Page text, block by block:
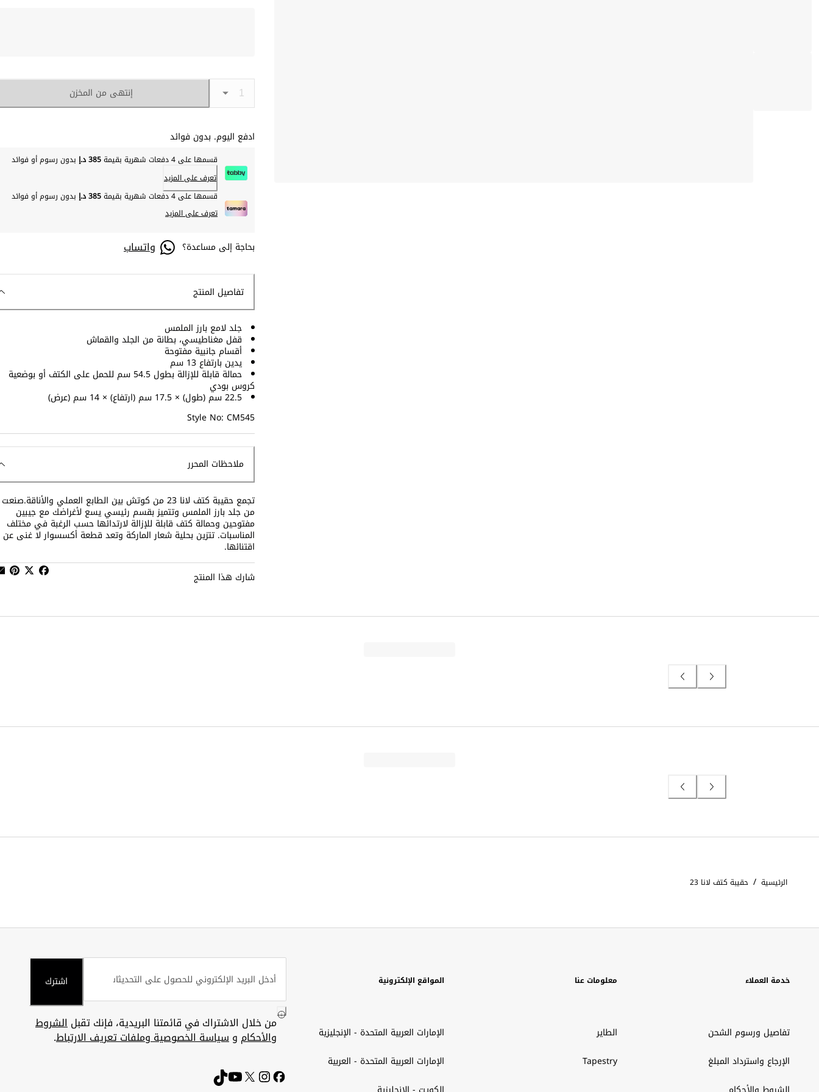
إنتهى من المخزن
ادفع اليوم. بدون فوائد
قسمها على 4 دفعات شهرية بقيمة 385 د.إ
بدون رسوم أو فوائد
تعرف على المزيد
قسمها على 4 دفعات شهرية بقيمة
385 د.إ
بدون رسوم أو فوائد
تعرف على المزيد
بحاجة إلى مساعدة؟ واتساب
تفاصيل المنتج
جلد لامع بارز الملمس
قفل مغناطيسي، بطانة من الجلد والقماش
أقسام جانبية مفتوحة
يدين بارتفاع 13 سم
حمالة قابلة للإزالة بطول 54.5 سم للحمل على الكتف أو بوضعية
كروس بودي
22.5 سم (طول) × 17.5 سم (ارتفاع) × 14 سم (عرض)
Style No: CM545
ملاحظات المحرر
تجمع حقيبة كتف لانا 23 من كوتش بين الطابع العملي والأناقة.صنعت
من جلد بارز الملمس وتتميز بقسم رئيسي يسع لأغراضك مع جيبين
مفتوحين وحمالة كتف قابلة للإزالة لارتدائها حسب الرغبة في مختلف
المناسبات. تتزين بحلية شعار الماركة وتعد قطعة أكسسوار لا غنى عن
اقتنائها.
شارك هذا المنتج
الرئيسية / حقيبة كتف لانا 23
خدمة العملاء
تفاصيل ورسوم الشحن
الإرجاع واسترداد المبلغ
معلومات عنا
الطاير
Tapestry
المواقع الإلكترونية
الإمارات العربية المتحدة - الإنجليزية
الإمارات العربية المتحدة - العربية
اشترك
من خلال الاشتراك في قائمتنا البريدية، فإنك تقبلالشروط
والأحكام وسياسة الخصوصية وملفات تعريف الارتباط.